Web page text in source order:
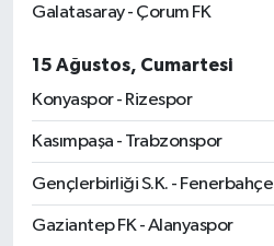
Galatasaray - Çorum FK
15 Ağustos, Cumartesi
Konyaspor - Rizespor
Kasımpaşa - Trabzonspor
Gençlerbirliği S.K. - Fenerbahçe
Gaziantep FK - Alanyaspor